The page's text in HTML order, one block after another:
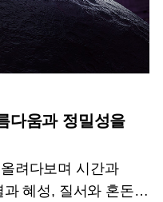
다움과 정밀성을
려다보며 시간과
혜성, 질서와 혼돈이